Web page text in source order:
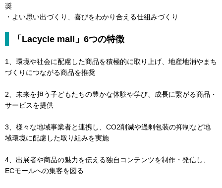
奨
・よい思い出づくり、喜びをわかり合える仕組みづくり
「Lacycle mall」6つの特徴
1、環境や社会に配慮した商品を積極的に取り上げ、地産地消やまち
づくりにつながる商品を推奨
2、未来を担う子どもたちの豊かな体験や学び、成長に繋がる商品・
サービスを提供
3、様々な地域事業者と連携し、CO2削減や過剰包装の抑制など地
域環境に配慮した取り組みを実施
4、出展者や商品の魅力を伝える独自コンテンツを制作・発信し、
ECモールへの集客を図る